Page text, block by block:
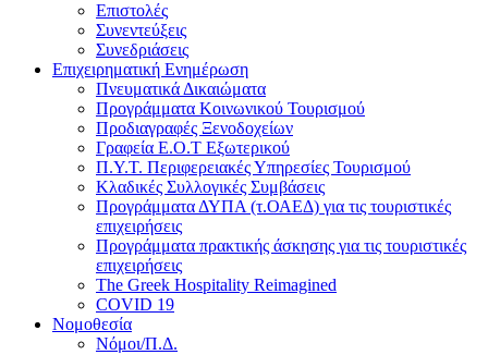
Επιστολές
Συνεντεύξεις
Συνεδριάσεις
Επιχειρηματική Ενημέρωση
Πνευματικά Δικαιώματα
Προγράμματα Κοινωνικού Τουρισμού
Προδιαγραφές Ξενοδοχείων
Γραφεία Ε.Ο.Τ Εξωτερικού
Π.Υ.Τ. Περιφερειακές Υπηρεσίες Τουρισμού
Κλαδικές Συλλογικές Συμβάσεις
Προγράμματα ΔΥΠΑ (τ.ΟΑΕΔ) για τις τουριστικές
επιχειρήσεις
Προγράμματα πρακτικής άσκησης για τις τουριστικές
επιχειρήσεις
The Greek Hospitality Reimagined
COVID 19
Νομοθεσία
Νόμοι/Π.Δ.